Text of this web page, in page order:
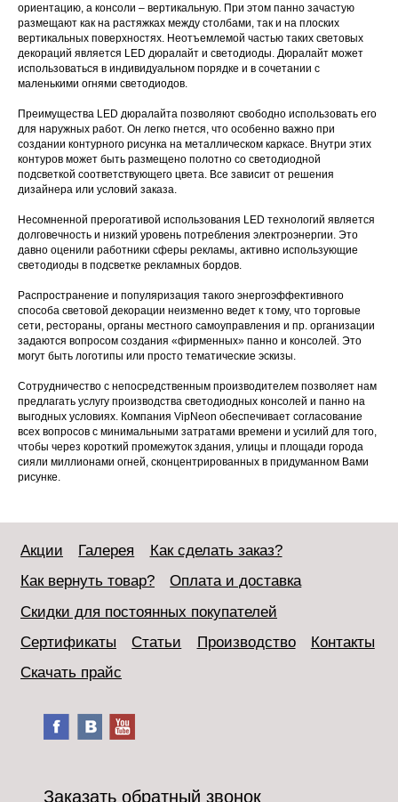
ориентацию, а консоли – вертикальную. При этом панно зачастую
размещают как на растяжках между столбами, так и на плоских
вертикальных поверхностях. Неотъемлемой частью таких световых
декораций является LED дюралайт и светодиоды. Дюралайт может
использоваться в индивидуальном порядке и в сочетании с
маленькими огнями светодиодов.
Преимущества LED дюралайта позволяют свободно использовать его
для наружных работ. Он легко гнется, что особенно важно при
создании контурного рисунка на металлическом каркасе. Внутри этих
контуров может быть размещено полотно со светодиодной
подсветкой соответствующего цвета. Все зависит от решения
дизайнера или условий заказа.
Несомненной прерогативой использования LED технологий является
долговечность и низкий уровень потребления электроэнергии. Это
давно оценили работники сферы рекламы, активно использующие
светодиоды в подсветке рекламных бордов.
Распространение и популяризация такого энергоэффективного
способа световой декорации неизменно ведет к тому, что торговые
сети, рестораны, органы местного самоуправления и пр. организации
задаются вопросом создания «фирменных» панно и консолей. Это
могут быть логотипы или просто тематические эскизы.
Сотрудничество с непосредственным производителем позволяет нам
предлагать услугу производства светодиодных консолей и панно на
выгодных условиях. Компания VipNeon обеспечивает согласование
всех вопросов с минимальными затратами времени и усилий для того,
чтобы через короткий промежуток здания, улицы и площади города
сияли миллионами огней, сконцентрированных в придуманном Вами
рисунке.
Акции Галерея
Как сделать заказ?
Как вернуть товар?
Оплата и доставка
Скидки для постоянных покупателей
Сертификаты
Статьи Производство
Контакты
Скачать прайс
Заказать обратный звонок